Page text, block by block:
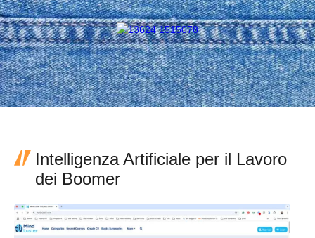
Intelligenza Artificiale per il Lavoro
dei Boomer